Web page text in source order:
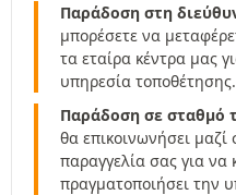
Παράδοση στη
μπορέσετε να
τα εταίρα κέντρα μας
υπηρεσία τοποθέτησης.
Παράδοση σε σταθμό
θα επικοινωνήσει μαζί
παραγγελία σας για να
πραγματοποιήσει την